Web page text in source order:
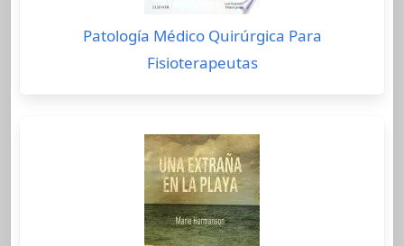
Patología Médico Quirúrgica Para
Fisioterapeutas